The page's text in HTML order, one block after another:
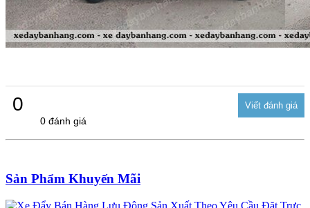
0
0 đánh giá
Sản Phẩm Khuyến Mãi